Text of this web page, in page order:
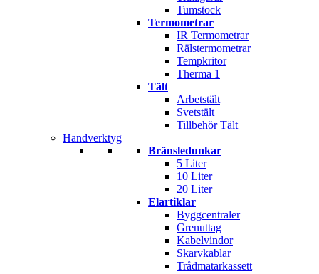
Tumstock
Termometrar
IR Termometrar
Rälstermometrar
Tempkritor
Therma 1
Tält
Arbetstält
Svetstält
Tillbehör Tält
Handverktyg
Bränsledunkar
5 Liter
10 Liter
20 Liter
Elartiklar
Byggcentraler
Grenuttag
Kabelvindor
Skarvkablar
Trådmatarkassett